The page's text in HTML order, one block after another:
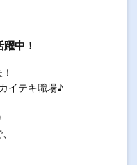
中！
イテキ職場♪